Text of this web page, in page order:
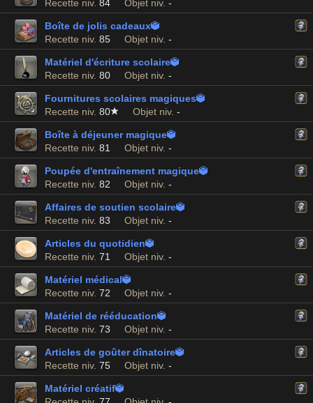
Recette niv. 84 Objet niv. -
Boîte de jolis cadeaux
Recette niv. 85 Objet niv. -
Matériel d'écriture scolaire
Recette niv. 80 Objet niv. -
Fournitures scolaires magiques
Recette niv. 80 Objet niv. -
Boîte à déjeuner magique
Recette niv. 81 Objet niv. -
Poupée d'entraînement magique
Recette niv. 82 Objet niv. -
Affaires de soutien scolaire
Recette niv. 83 Objet niv. -
Articles du quotidien
Recette niv. 71 Objet niv. -
Matériel médical
Recette niv. 72 Objet niv. -
Matériel de rééducation
Recette niv. 73 Objet niv. -
Articles de goûter dînatoire
Recette niv. 75 Objet niv. -
Matériel créatif